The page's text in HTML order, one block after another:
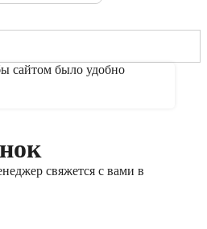
сайтом было удобно
свяжется с вами в